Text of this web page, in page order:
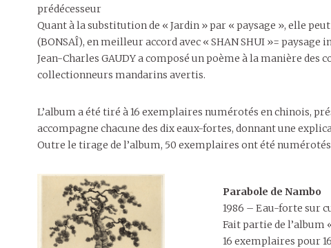
prédécesseur
Quant à la substitution de « Jardin » par « paysage », elle
(BONSAÎ), en meilleur accord avec « SHAN SHUI »= paysage
Jean-Charles GAUDY a composé un poème à la manière
collectionneurs mandarins avertis.
L’album a été tiré à 16 exemplaires numérotés en chinois,
accompagne chacune des dix eaux-fortes, donnant une
Outre le tirage de l’album, 50 exemplaires ont été
Parabole de Nambo
1986 – Eau-forte sur
Fait partie de l’album
16 exemplaires pour